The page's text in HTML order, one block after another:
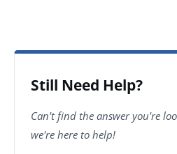
Still Need Help?
Can't find the answer you're
we're here to help!